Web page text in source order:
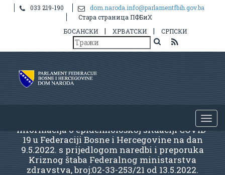
033 219-190
dom.naroda.info@parlamentfbih.gov.ba
Стара страница ПФБиХ
БОСАНСКИ
| ХРВАТСКИ | СРПСКИ
Informacija o epidemiološkoj situaciji COVID-
19 u Federaciji Bosne i Hercegovine na dan
9.5.2022. s prijedlogom naredbi i preporuka
Kriznog štaba Federalnog ministarstva
zdravstva, broj:02-33-253/21 od 13.5.2022.